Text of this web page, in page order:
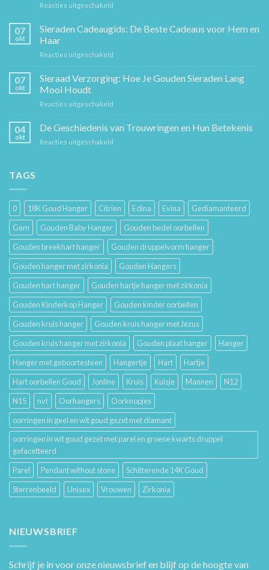
Reacties uitgeschakeld
Gouden
Ketting:
Sierkunst
en
07
okt
Sieraden Cadeaugids: De Beste Cadeaus voor Hem en
Haar
Reacties uitgeschakeld
Cadeaugids:
De
Hem
07
okt
Sieraad Verzorging: Hoe Je Gouden Sieraden Lang
Mooi Houdt
Reacties uitgeschakeld
Verzorging:
Hoe
04
okt
De Geschiedenis van Trouwringen en Hun Betekenis
Reacties uitgeschakeld
Hun
Betekenis
TAGS
0 18K Goud Hanger Citrien Edina Evina
Gediamanteerd
Gem
Gouden Baby Hanger
Gouden bedel oorbellen
Gouden breekhart hanger
Gouden druppelvorm hanger
Gouden hanger met zirkonia
Gouden Hangers
Gouden hart hanger
Gouden hartje hanger met zirkonia
Gouden Kinderkop Hanger
Gouden kinder oorbellen
Gouden kruis hanger
Gouden kruis hanger met Jezus
Gouden kruis hanger met zirkonia
Gouden plaat hanger
Hanger
Hanger met geboortesteen
Hangertje Hart
Hartje
Hart oorbellen Goud
Jonline Kruis Kuisje Mannen
N12
N15
nvt Oorhangers
Oorknopjes
oorringen in geel en wit goud gezet met diamant
oorringen in wit goud gezet met parel en groene kwarts druppel
gefacetteerd
Parel
Pendant without stone
Schitterende 14K Goud
Sterrenbeeld
Unisex Vrouwen Zirkonia
NIEUWSBRIEF
Schrijf je in voor onze nieuwsbrief en blijf op de hoogte van